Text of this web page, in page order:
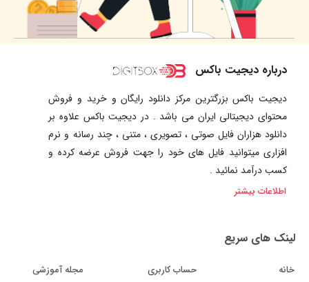
درباره دیجیت باکس
دیجیت باکس بزرگترین مرکز دانلود رایگان و خرید و فروش
محتوای دیجیتالی ایران می باشد . در دیجیت باکس علاوه بر
دانلود هزاران فایل صوتی ، تصویری ، متنی ، چند رسانه و نرم
افزاری میتوانید فایل های خود را جهت فروش عرضه کرده و
کسب درآمد نمائید .
اطلاعات بیشتر
لینک های سریع
خانه حساب کاربری مجله آموزشی